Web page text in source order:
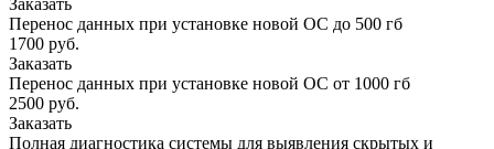
Перенос данных при установке новой ОС до 500 гб
1700 руб.
Заказать
Перенос данных при установке новой ОС от 1000 гб
2500 руб.
Заказать
Полная диагностика системы для выявления скрытых и